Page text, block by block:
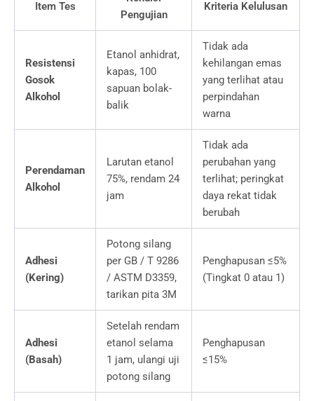
Item Tes
Pengujian
Kriteria Kelulusan
Resistensi
Gosok
Alkohol
Etanol anhidrat,
kapas, 100
sapuan bolak-
balik
Tidak ada
kehilangan emas
yang terlihat atau
perpindahan
warna
Perendaman
Alkohol
Larutan etanol
75%, rendam 24
jam
Tidak ada
perubahan yang
terlihat; peringkat
daya rekat tidak
berubah
Adhesi
(Kering)
Potong silang
per GB / T 9286
/ ASTM D3359,
tarikan pita 3M
Penghapusan ≤5%
(Tingkat 0 atau 1)
Adhesi
(Basah)
Setelah rendam
etanol selama
1 jam, ulangi uji
potong silang
Penghapusan
≤15%